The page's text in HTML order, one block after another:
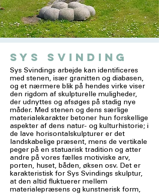
sys svinding
Sys Svindings arbejde kan identificeres
med stenen, især granitten og diabasen,
og et nærmere blik på hendes virke viser
den rigdom af skulpturelle muligheder,
der udnyttes og afsøges på stadig nye
måder. Med stenen og dens særlige
materialekarakter betoner hun forskellige
aspekter af dens natur- og kulturhistorie; i
de lave horisontalskulpturer er det
landskabelige præsent, mens de vertikale
peger på en statuarisk tradition og atter
andre på vores fælles motiviske arv,
porten, huset, båden, øksen osv. Det er
karakteristisk for Sys Svindings skulptur,
at den altid fluktuerer mellem
materialepræsens og kunstnerisk form,